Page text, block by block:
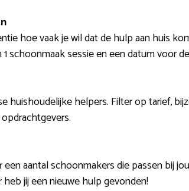
hoe vaak je wil dat de hulp aan huis
schoonmaak sessie en een datum voor
huishoudelijke helpers. Filter op tarief,
een aantal schoonmakers die passen bij
jij een nieuwe hulp gevonden!